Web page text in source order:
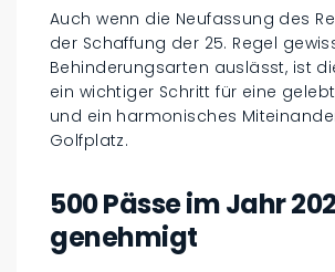
Auch wenn die Neufassung des
der Schaffung der 25. Regel
Behinderungsarten auslässt, ist
ein wichtiger Schritt für eine
und ein harmonisches
Golfplatz.
500 Pässe im Jahr
genehmigt